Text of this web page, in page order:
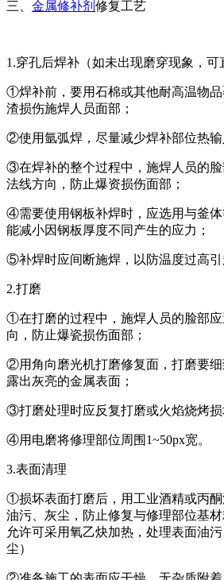
三、 金属修补剂 修复工艺
1.穿孔后焊补（如未出现磨穿现象，可
①焊补前，要用石棉或其他耐高温物
渣损伤施焊人员面部；
②使用氩弧焊，尽量减少焊补部位热输
③在焊补的整个过程中，施焊人员的
法线方向，防止爆资损伤面部；
④需要使用钢板补焊时，应选用与釜
能减小因钢板厚度不同产生的应力；
⑤补焊时应间断施焊，以防温度过高引
2.打磨
①在打磨的过程中，施焊人员的脸部
向，防止爆瓷损伤面部；
②用角向磨光机打磨修复面，打磨要
露出灰亮的金属表面；
③打磨处理时应反复打磨或火焰烧烤
④用电磨将修理部位周围1~50px宽。
3.表面清理
①损坏表面打磨后，用工业酒精或丙
油污、灰尘，防止修复与修理部位基
允许可采用氧乙炔加热，处理表面油
尘）